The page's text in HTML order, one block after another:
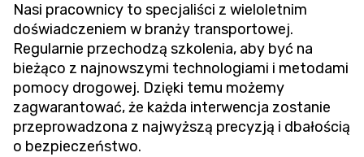
Nasi pracownicy to specjaliści z wieloletnim
doświadczeniem w branży transportowej.
Regularnie przechodzą szkolenia, aby być na
bieżąco z najnowszymi technologiami i metodami
pomocy drogowej. Dzięki temu możemy
zagwarantować, że każda interwencja zostanie
przeprowadzona z najwyższą precyzją i dbałością
o bezpieczeństwo.